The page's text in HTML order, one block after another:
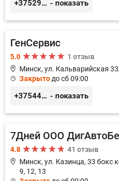
+375296233505 - показать
ГенСервис
5.0
1 отзыв
Минск, ул. Кальварийская
Закрытодо сб 09:00
+375444649592 - показать
7Дней ООО
4.8
41 отзыв
Минск, ул. Казинца, 33 бокс
9, 12, 13